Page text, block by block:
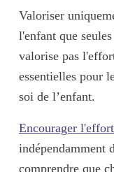
Valoriser
l'enfant que
valorise pas
essentielles pour
soi de l’enfant.
Encourager
indépendamment
comprendre que